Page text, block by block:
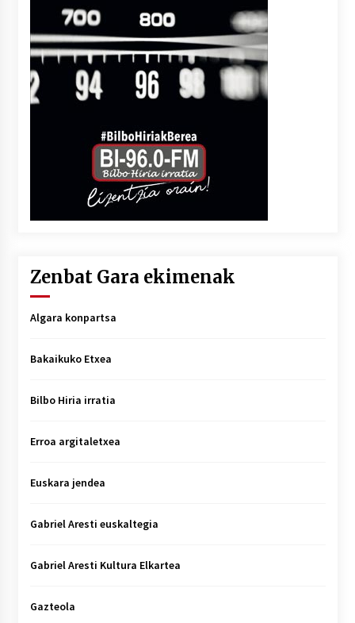
Zenbat Gara ekimenak
Algara konpartsa
Bakaikuko Etxea
Bilbo Hiria irratia
Erroa argitaletxea
Euskara jendea
Gabriel Aresti euskaltegia
Gabriel Aresti Kultura Elkartea
Gazteola